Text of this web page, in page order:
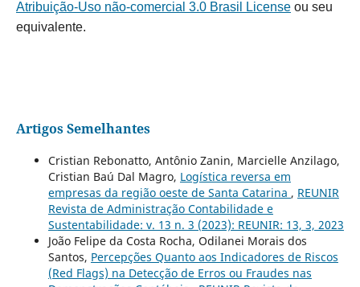
Atribuição-Uso não-comercial 3.0 Brasil Licenseou seu
equivalente.
Artigos Semelhantes
Cristian Rebonatto, Antônio Zanin, Marcielle Anzilago,
Cristian Baú Dal Magro, Logística reversa em
empresas da região oeste de Santa Catarina , REUNIR
Revista de Administração Contabilidade e
Sustentabilidade: v. 13 n. 3 (2023): REUNIR: 13, 3, 2023
João Felipe da Costa Rocha, Odilanei Morais dos
Santos, Percepções Quanto aos Indicadores de Riscos
(Red Flags) na Detecção de Erros ou Fraudes nas